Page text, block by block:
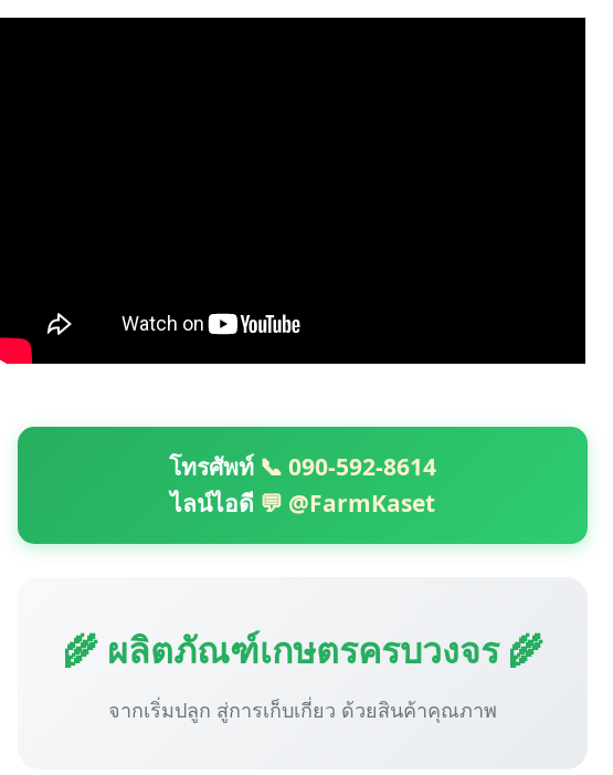
โทรศัพท์ 📞 090-592-8614
ไลน์ไอดี 💬 @FarmKaset
🌾 ผลิตภัณฑ์เกษตรครบวงจร 🌾
จากเริ่มปลูก สู่การเก็บเกี่ยว ด้วยสินค้าคุณภาพ